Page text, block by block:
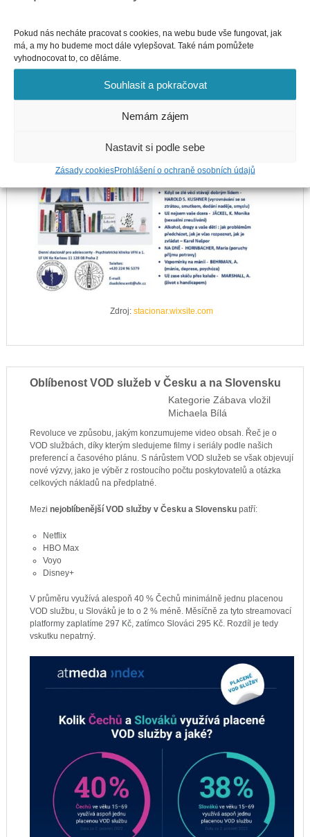
Pokud nás necháte pracovat s cookies, na webu bude vše fungovat, jak
má, a my ho budeme moct dále vylepšovat. Také nám pomůžete
vyhodnocovat to, co děláme.
Souhlasit a pokračovat
Nemám zájem
Nastavit si podle sebe
Zásady cookiesProhlášení o ochraně osobních údajů
Skrze různorodost literárních děl se učíme vnímat svět očima druhých
Občas stačí jen pár stránek, abychom se přesunuli do jiného světa,
leckdy plného naděje a porozumění… Zkuste si vybrat jednu z
doporučených knih z oblasti duševního zdraví, kterou ve své
Zdroj:stacionar.wixsite.com
Oblíbenost VOD služeb v Česku a na Slovensku
Kategorie Zábava vložil
Michaela Bílá
Revoluce ve způsobu, jakým konzumujeme video obsah. Řeč je o
VOD službách, díky kterým sledujeme filmy i seriály podle našich
preferencí a časového plánu. S nárůstem VOD služeb se však objevují
nové výzvy, jako je výběr z rostoucího počtu poskytovatelů a otázka
celkových nákladů na předplatné.
Mezi nejoblíbenější VOD služby v Česku a Slovenskupatří:
Netflix
HBO Max
Voyo
Disney+
V průměru využívá alespoň 40 % Čechů minimálně jednu placenou
VOD službu, u Slováků je to o 2 % méně. Měsíčně za tyto streamovací
platformy zaplatíme 297 Kč, zatímco Slováci 295 Kč. Rozdíl je tedy
vskutku nepatrný.